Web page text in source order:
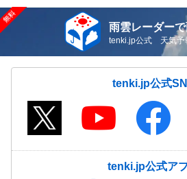
雨雲レーダーで
tenki.jp公式 天気予
tenki.jp公式
tenki.jp公式ア